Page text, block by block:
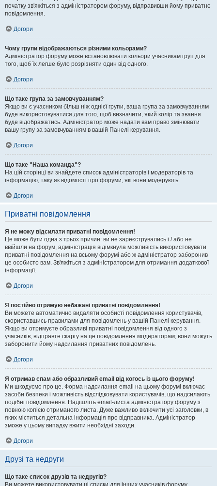
початку зв'яжіться з адміністратором форуму, відправивши йому приватне
повідомлення.
Догори
Чому групи відображаються різними кольорами?
Адміністратор форуму може встановлювати кольори учасникам груп для
того, щоб їх легше було розрізняти один від одного.
Догори
Що таке група за замовчуванням?
Якщо ви є учасником більш ніж однієї групи, ваша група за замовчуванням
буде використовуватися для того, щоб визначити, який колір та звання
буде відображатись. Адміністратор може надати вам право змінювати
вашу групу за замовчуванням в вашій Панелі керування.
Догори
Що таке "Наша команда"?
На цій сторінці ви знайдете список адміністраторів і модераторів та
інформацію, таку як відомості про форуми, які вони модерують.
Догори
Приватні повідомлення
Я не можу відсилати приватні повідомлення!
Це може бути одна з трьох причин: ви не зареєструвались і / або не
ввійшли на форум, адміністрація відімкнула можливість використовувати
приватні повідомлення на всьому форумі або ж адміністратор заборонив
це особисто вам. Зв'яжіться з адміністратором для отримання додаткової
інформації.
Догори
Я постійно отримую небажані приватні повідомлення!
Ви можете автоматично видаляти особисті повідомлення користувачів,
скориставшись правилами для повідомлень у вашій Панелі керування.
Якщо ви отримуєте образливі приватні повідомлення від одного з
учасників, відправте скаргу на це повідомлення модераторам; вони можуть
заборонити йому надсилання приватних повідомлень.
Догори
Я отримав спам або образливий email від когось із цього форуму!
Ми шкодуємо про це. Форма надсилання email на цьому форумі включає
засоби безпеки і можливість відслідковувати користувачів, що надсилають
подібні повідомлення. Надішліть email-листа адміністратору форуму з
повною копією отриманого листа. Дуже важливо включити усі заголовки, в
яких міститься детальна інформація про відправника. Адміністратор
зможе у цьому випадку вжити необхідні заходи.
Догори
Друзі та недруги
Що таке список друзів та недругів?
Ви можете використовувати ці списки для інших учасників форуму.